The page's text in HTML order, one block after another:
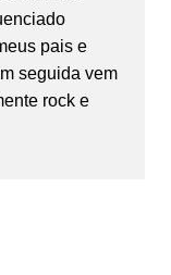
pais e
seguida vem
rock e